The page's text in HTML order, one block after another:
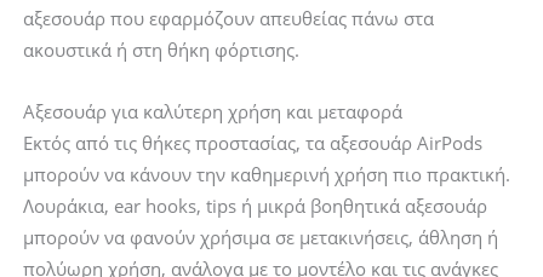
αξεσουάρ που εφαρμόζουν απευθείας πάνω στα
ακουστικά ή στη θήκη φόρτισης.
Αξεσουάρ για καλύτερη χρήση και μεταφορά
Εκτός από τις θήκες προστασίας, τα αξεσουάρ AirPods
μπορούν να κάνουν την καθημερινή χρήση πιο πρακτική.
Λουράκια, ear hooks, tips ή μικρά βοηθητικά αξεσουάρ
μπορούν να φανούν χρήσιμα σε μετακινήσεις, άθληση ή
πολύωρη χρήση, ανάλογα με το μοντέλο και τις ανάγκες